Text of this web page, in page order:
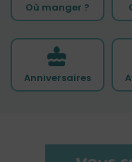
Où manger ?
Anniversaires